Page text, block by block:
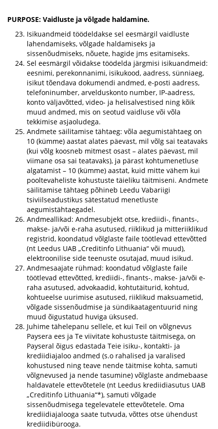
PURPOSE: Vaidluste ja võlgade haldamine.
Isikuandmeid töödeldakse sel eesmärgil vaidluste
lahendamiseks, võlgade haldamiseks ja
sissenõudmiseks, nõuete, hagide jms esitamiseks.
Sel eesmärgil võidakse töödelda järgmisi isikuandmeid:
eesnimi, perekonnanimi, isikukood, aadress, sünniaeg,
isikut tõendava dokumendi andmed, e-posti aadress,
telefoninumber, arvelduskonto number, IP-aadress,
konto väljavõtted, video- ja helisalvestised ning kõik
muud andmed, mis on seotud vaidluse või võla
tekkimise asjaoludega.
Andmete säilitamise tähtaeg: võla aegumistähtaeg on
10 (kümme) aastat alates päevast, mil võlg sai teatavaks
(kui võlg koosneb mitmest osast – alates päevast, mil
viimane osa sai teatavaks), ja pärast kohtumenetluse
algatamist – 10 (kümme) aastat, kuid mitte vähem kui
pooltevaheliste kohustuste täieliku täitmiseni. Andmete
säilitamise tähtaeg põhineb Leedu Vabariigi
tsiviilseadustikus sätestatud menetluste
aegumistähtaegadel.
Andmeallikad: Andmesubjekt otse, krediidi-, finants-,
makse- ja/või e-raha asutused, riiklikud ja mitteriiklikud
registrid, koondatud võlglaste faile töötlevad ettevõtted
(nt Leedus UAB „Creditinfo Lithuania“ või muud),
elektroonilise side teenuste osutajad, muud isikud.
Andmesaajate rühmad: koondatud võlglaste faile
töötlevad ettevõtted, krediidi-, finants-, makse- ja/või e-
raha asutused, advokaadid, kohtutäiturid, kohtud,
kohtueelse uurimise asutused, riiklikud maksuametid,
võlgade sissenõudmise ja sündikaatagentuurid ning
muud õigustatud huviga üksused.
Juhime tähelepanu sellele, et kui Teil on võlgnevus
Paysera ees ja Te viivitate kohustuste täitmisega, on
Payseral õigus edastada Teie isiku-, kontakti- ja
krediidiajaloo andmed (s.o rahalised ja varalised
kohustused ning teave nende täitmise kohta, samuti
võlgnevused ja nende tasumine) võlglaste andmebaase
haldavatele ettevõtetele (nt Leedus krediidiasutus UAB
„Creditinfo Lithuania“*), samuti võlgade
sissenõudmisega tegelevatele ettevõtetele. Oma
krediidiajalooga saate tutvuda, võttes otse ühendust
krediidibürooga.